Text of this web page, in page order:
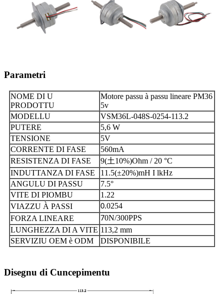
Parametri
NOME DI U
PRODOTTU
Motore passu à passu lineare PM36
5v
MODELLU
VSM36L-048S-0254-113.2
PUTERE
5,6 W
TENSIONE
5V
CORRENTE DI FASE
560mA
RESISTENZA DI FASE
9(土10%)Ohm / 20 °C
INDUTTANZA DI FASE
1 1.5(±20%)mH I lkHz
ANGULU DI PASSU
7.5°
VITE DI PIOMBU
1.22
VIAZZU À PASSI
0.0254
FORZA LINEARE
70N/300PPS
LUNGHEZZA DI A VITE 113,2 mm
SERVIZIU OEM è ODM
DISPONIBILE
Disegnu di Cuncepimentu